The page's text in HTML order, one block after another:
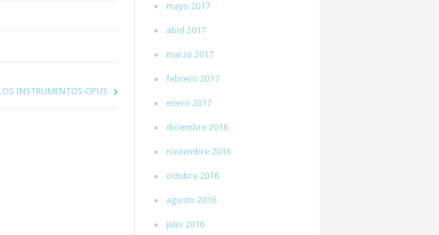
INSTRUMENTOS OPUS
mayo 2017
abril 2017
marzo 2017
febrero 2017
enero 2017
diciembre 2016
noviembre 2016
octubre 2016
agosto 2016
julio 2016